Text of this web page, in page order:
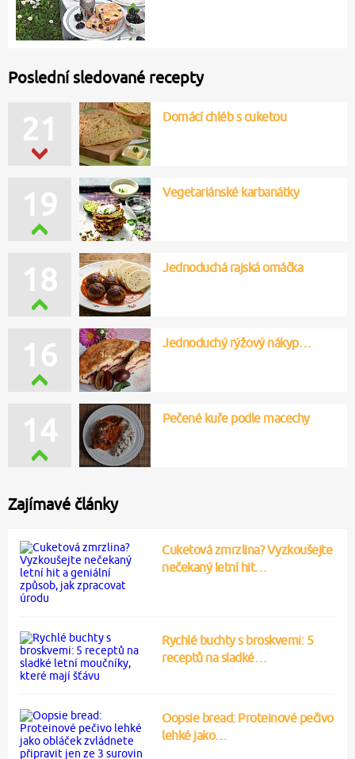
Poslední sledované recepty
21 Domácí chléb s cuketou
19 Vegetariánské karbanátky
18 Jednoduchá rajská omáčka
16 Jednoduchý rýžový nákyp…
14 Pečené kuře podle macechy
Zajímavé články
Cuketová zmrzlina? Vyzkoušejte
nečekaný letní hit…
Rychlé buchty s broskvemi: 5
receptů na sladké…
Oopsie bread: Proteinové pečivo
lehké jako…